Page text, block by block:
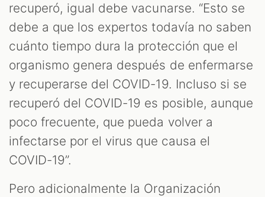
recuperó, igual debe vacunarse. “Esto se
debe a que los expertos todavía no saben
cuánto tiempo dura la protección que el
organismo genera después de enfermarse
y recuperarse del COVID-19. Incluso si se
recuperó del COVID-19 es posible, aunque
poco frecuente, que pueda volver a
infectarse por el virus que causa el
COVID-19”.
Pero adicionalmente la Organización